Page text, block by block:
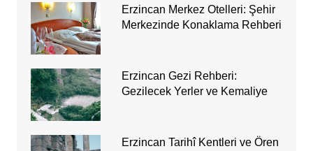
Erzincan Merkez Otelleri: Şehir
Merkezinde Konaklama Rehberi
Erzincan Gezi Rehberi:
Gezilecek Yerler ve Kemaliye
Erzincan Tarihî Kentleri ve Ören